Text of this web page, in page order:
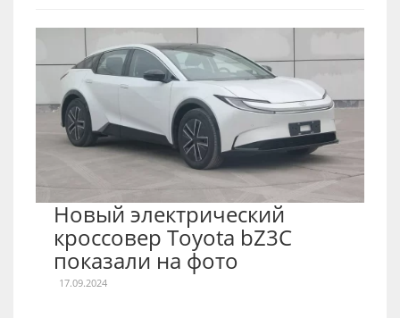
Новый электрический
кроссовер Toyota bZ3C
показали на фото
17.09.2024